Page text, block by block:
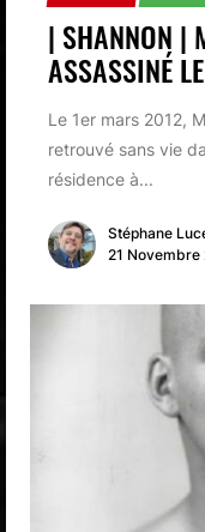
| SHANNON |
ASSASSINÉ
Le 1er mars 2012,
retrouvé sans vie
résidence à...
Stéphane
21 Novembre